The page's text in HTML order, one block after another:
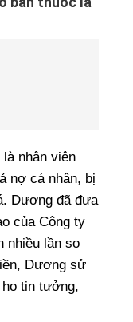
nhân viên
nợ cá nhân, bị
Dương đã đưa
của Công ty
nhiều lần so
Dương sử
tin tưởng,